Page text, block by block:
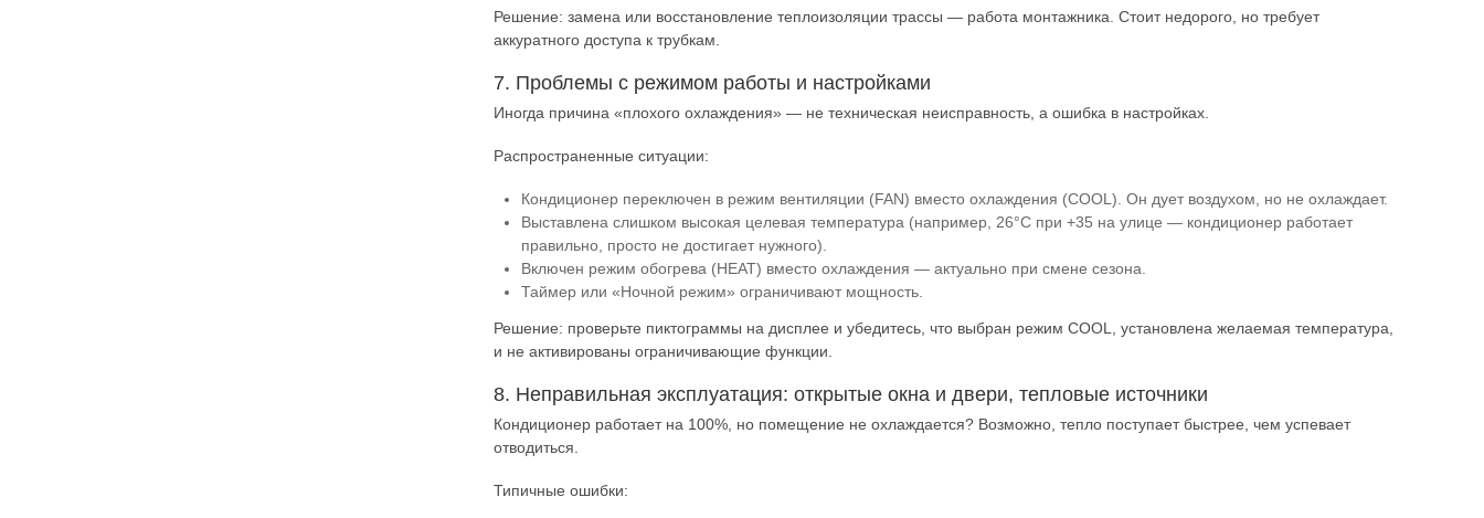
Решение: замена или восстановление теплоизоляции трассы — работа монтажника. Стоит недорого, но требует
аккуратного доступа к трубкам.
7. Проблемы с режимом работы и настройками
Иногда причина «плохого охлаждения» — не техническая неисправность, а ошибка в настройках.
Распространенные ситуации:
Кондиционер переключен в режим вентиляции (FAN) вместо охлаждения (COOL). Он дует воздухом, но не охлаждает.
Выставлена слишком высокая целевая температура (например, 26°C при +35 на улице — кондиционер работает
правильно, просто не достигает нужного).
Включен режим обогрева (HEAT) вместо охлаждения — актуально при смене сезона.
Таймер или «Ночной режим» ограничивают мощность.
Решение: проверьте пиктограммы на дисплее и убедитесь, что выбран режим COOL, установлена желаемая температура,
и не активированы ограничивающие функции.
8. Неправильная эксплуатация: открытые окна и двери, тепловые источники
Кондиционер работает на 100%, но помещение не охлаждается? Возможно, тепло поступает быстрее, чем успевает
отводиться.
Типичные ошибки: